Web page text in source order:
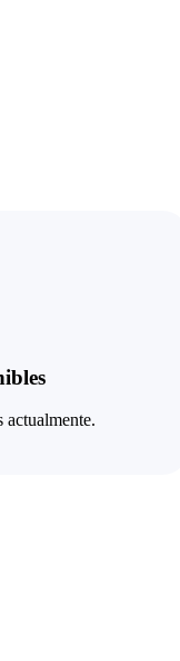
actualmente.